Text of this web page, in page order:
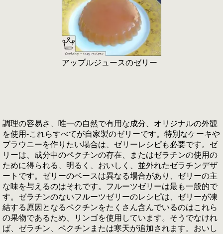
アップルジュースのゼリー
調理の容易さ、唯一の自然で有用な成分、オリジナルの外観
を使用-これらすべてが自家製のゼリーです。特別なケーキや
ブラウニーを作りたい場合は、ゼリーレシピも必要です。ゼ
リーは、成分中のペクチンの存在、またはゼラチンの使用の
ために得られる、明るく、おいしく、並外れたゼラチンデザ
ートです。ゼリーのベースは異なる場合があり、ゼリーの主
な味を与えるのはそれです。フルーツゼリーは最も一般的で
す。ゼラチンのないフルーツゼリーのレシピは、ゼリーが凍
結する原因となるペクチンをたくさん含んでいるのはこれら
の果物であるため、リンゴを使用しています。そうでなけれ
ば、ゼラチン、ペクチンまたは寒天が追加されます。おいし